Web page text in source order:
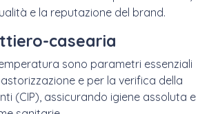
e la reputazione del brand.
casearia
sono parametri essenziali
e per la verifica della
(CIP), assicurando igiene assoluta e